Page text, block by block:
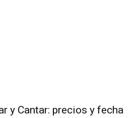
y Cantar: precios y fecha